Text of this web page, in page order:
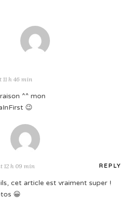
11 h 46 min
^^ mon
😉
12 h 09 min REPLY
cet article est vraiment super !
😀